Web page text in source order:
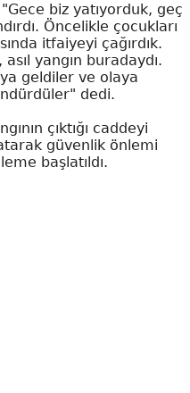
biz yatıyorduk, geç
Öncelikle çocukları
itfaiyeyi çağırdık.
yangın buradaydı.
geldiler ve olaya
dedi.
çıktığı caddeyi
güvenlik önlemi
başlatıldı.